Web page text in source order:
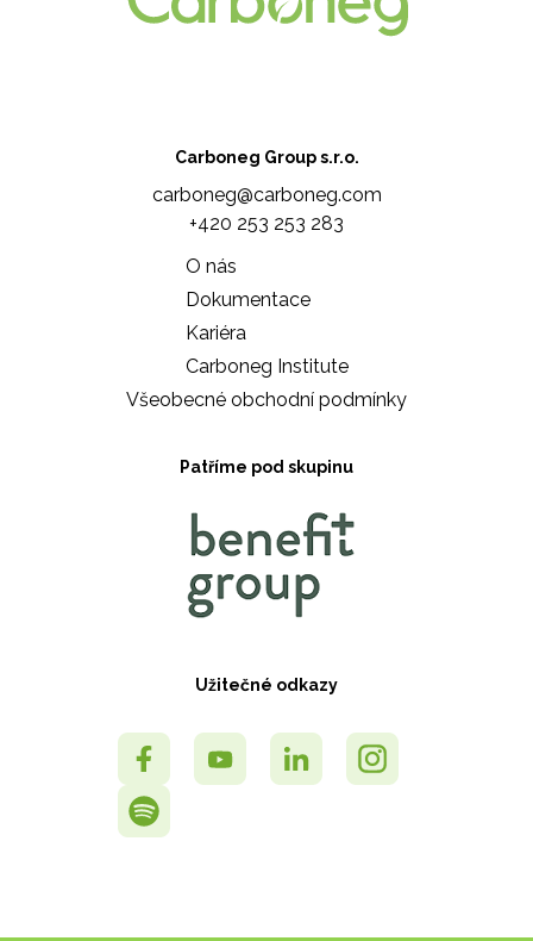
Carboneg Group s.r.o.
carboneg@carboneg.com
+420 253 253 283
O nás
Dokumentace
Kariéra
Carboneg Institute
Všeobecné obchodní podmínky
Patříme pod skupinu
Užitečné odkazy